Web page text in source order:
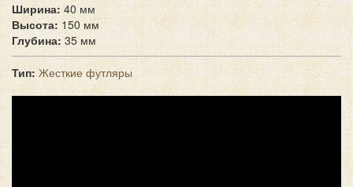
Ширина: 40 мм
Высота: 150 мм
Глубина: 35 мм
Тип:Жесткие футляры